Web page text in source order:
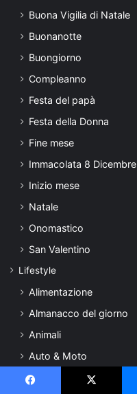
Buona Vigilia di Natale
Buonanotte
Buongiorno
Compleanno
Festa del papà
Festa della Donna
Fine mese
Immacolata 8 Dicembre
Inizio mese
Natale
Onomastico
San Valentino
Lifestyle
Alimentazione
Almanacco del giorno
Animali
Auto & Moto
Bambini